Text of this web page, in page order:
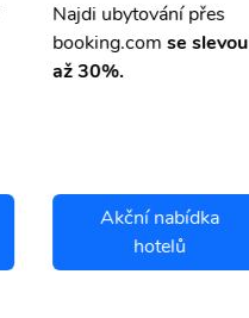
Najdi ubytování přes
booking.comse slevou
až 30%.
Akční nabídka
hotelů